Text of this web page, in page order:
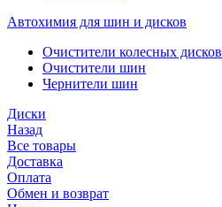
Автохимия для шин и дисков
Очистители колесных дисков
Очистители шин
Чернители шин
Диски
Назад
Все товары
Доставка
Оплата
Обмен и возврат